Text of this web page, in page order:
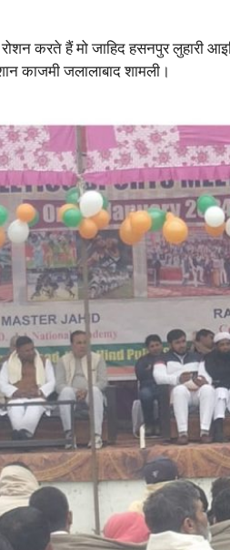
रोशन करते हैं मो जाहिद हसनपुर लुहारी
काजमी जलालाबाद शामली।